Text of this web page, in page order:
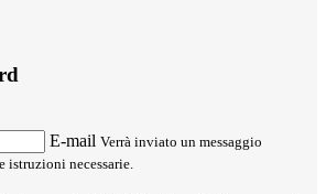
E-mail Verrà inviato un messaggio
necessarie.